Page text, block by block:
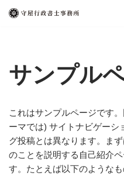
ン
ツ
ス
キ
ッ
プ
サンプル
これはサンプルページです
ーマでは) サイトナビゲーシ
グ投稿とは異なります。ま
のことを説明する自己紹介
す。たとえば以下のようなも